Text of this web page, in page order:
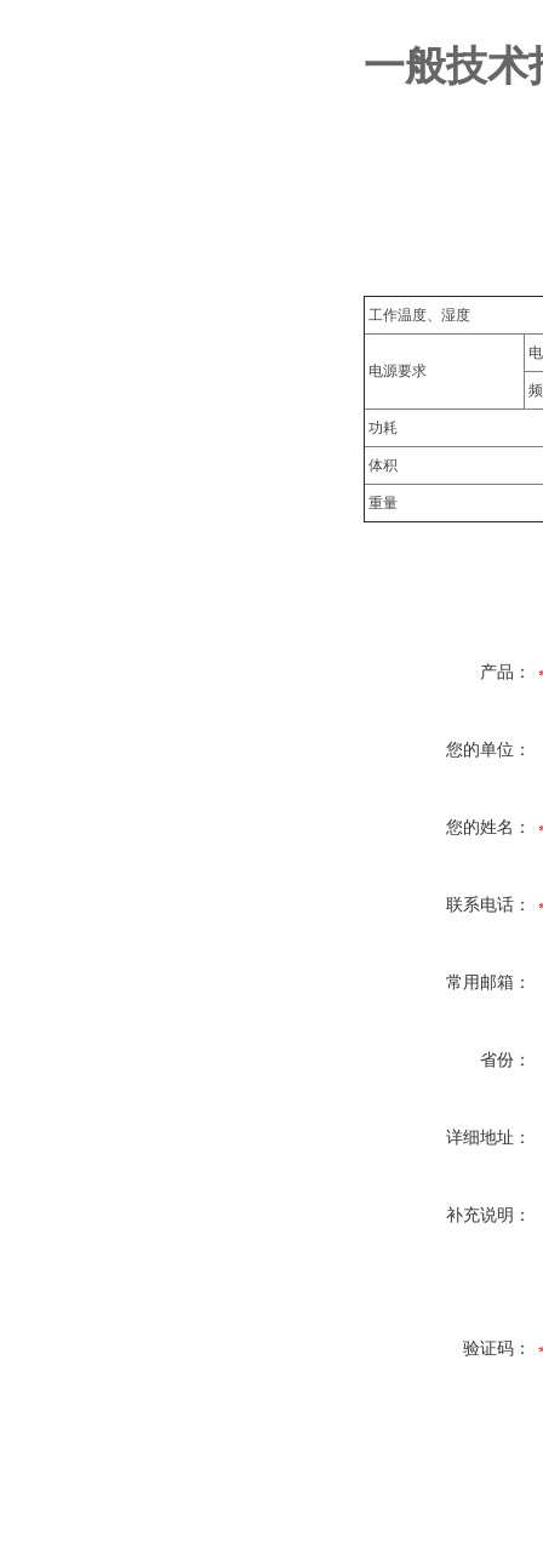
一般技术
工作温度、湿度
电源要求
功耗
体积
重量
产品：
您的单位：
您的姓名：
联系电话：
常用邮箱：
省份：
详细地址：
补充说明：
验证码：